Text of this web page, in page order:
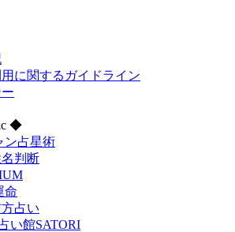
に関するガイドライン
◆
ン占星術
判断
命
占い
い館SATORI